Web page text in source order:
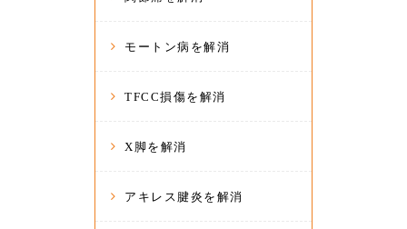
モートン病を解消
TFCC損傷を解消
X脚を解消
アキレス腱炎を解消